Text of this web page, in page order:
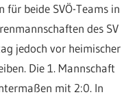
für beide SVÖ-Teams in
des SV
jedoch vor heimischer
Die 1. Mannschaft
mit 2:0. In